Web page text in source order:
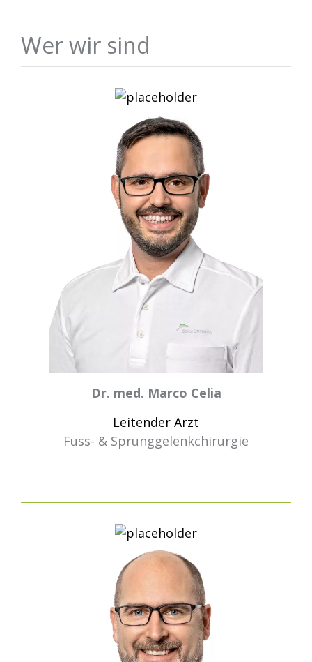
Wer wir sind
Dr. med. Marco Celia
Leitender Arzt
Fuss- & Sprunggelenkchirurgie